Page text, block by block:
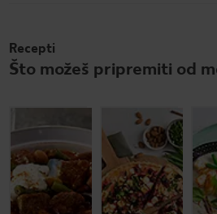
Recepti
Što možeš pripremiti od
Gulaš s
mahunama
i grahom
Do 60 minuta
i
Do